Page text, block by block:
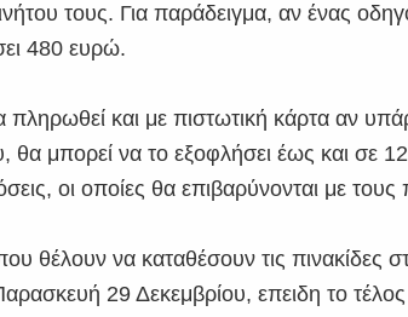
τους. Για παράδειγμα, αν ένας
480 ευρώ.
και με πιστωτική κάρτα αν
μπορεί να το εξοφλήσει έως και σε
οι οποίες θα επιβαρύνονται με
θέλουν να καταθέσουν τις πινακίδες
29 Δεκεμβρίου, επειδη το